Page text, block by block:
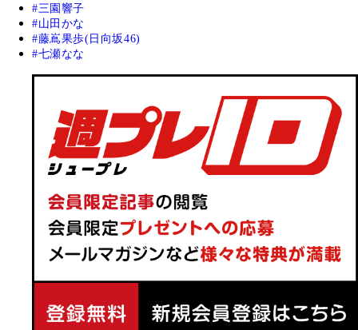
三園響子
山田かな
藤嶌果歩(日向坂46)
七瀬なな